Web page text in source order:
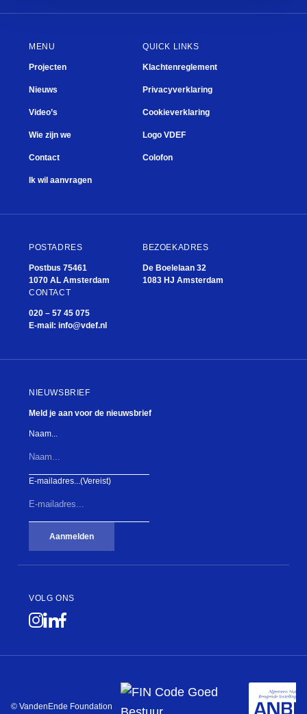
MENU
Projecten
Nieuws
Video’s
Wie zijn we
Contact
Ik wil aanvragen
QUICK LINKS
Klachtenreglement
Privacyverklaring
Cookieverklaring
Logo VDEF
Colofon
POSTADRES
Postbus 75461
1070 AL Amsterdam
BEZOEKADRES
De Boelelaan 32
1083 HJ Amsterdam
CONTACT
020 – 57 45 075
E-mail: info@vdef.nl
NIEUWSBRIEF
Meld je aan voor de nieuwsbrief
Naam...
E-mailadres...(Vereist)
Aanmelden
VOLG ONS
© VandenEnde Foundation